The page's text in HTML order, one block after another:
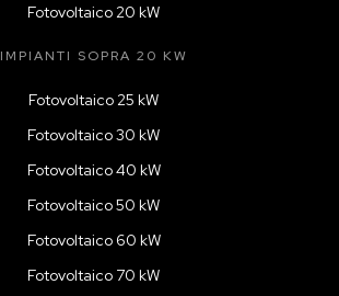
Fotovoltaico 20 kW
IMPIANTI SOPRA 20 KW
Fotovoltaico 25 kW
Fotovoltaico 30 kW
Fotovoltaico 40 kW
Fotovoltaico 50 kW
Fotovoltaico 60 kW
Fotovoltaico 70 kW